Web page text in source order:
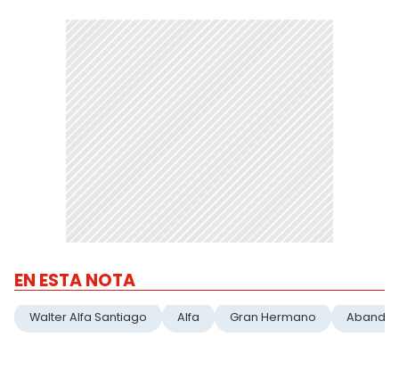
EN ESTA NOTA
Walter Alfa Santiago Alfa Gran Hermano